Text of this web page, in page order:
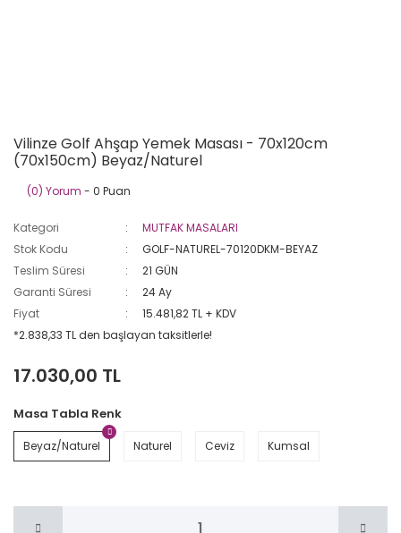
Vilinze Golf Ahşap Yemek Masası - 70x120cm
(70x150cm) Beyaz/Naturel
(0) Yorum - 0 Puan
Kategori
MUTFAK MASALARI
Stok Kodu
GOLF-NATUREL-70120DKM-BEYAZ
Teslim Süresi
21 GÜN
Garanti Süresi
24 Ay
Fiyat
15.481,82 TL + KDV
*2.838,33 TL den başlayan taksitlerle!
17.030,00 TL
Masa Tabla Renk
Beyaz/Naturel Naturel Ceviz Kumsal